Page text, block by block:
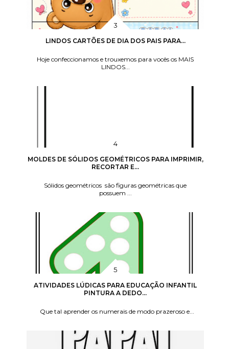
LINDOS CARTÕES DE DIA DOS PAIS PARA...
Hoje confeccionamos e trouxemos para vocês os MAIS
LINDOS...
MOLDES DE SÓLIDOS GEOMÉTRICOS PARA IMPRIMIR,
RECORTAR E...
Sólidos geométricos são figuras geométricas que
possuem ...
ATIVIDADES LÚDICAS PARA EDUCAÇÃO INFANTIL
PINTURA A DEDO...
Que tal aprender os numerais de modo prazeroso e...